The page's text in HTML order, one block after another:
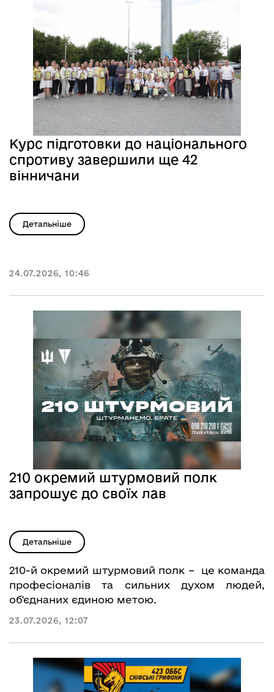
Курс підготовки до національного
спротиву завершили ще 42
вінничани
Детальніше
24.07.2026, 10:46
210 окремий штурмовий полк
запрошує до своїх лав
Детальніше
210-й окремий штурмовий полк – це команда
професіоналів та сильних духом людей,
об'єднаних єдиною метою.
23.07.2026, 12:07